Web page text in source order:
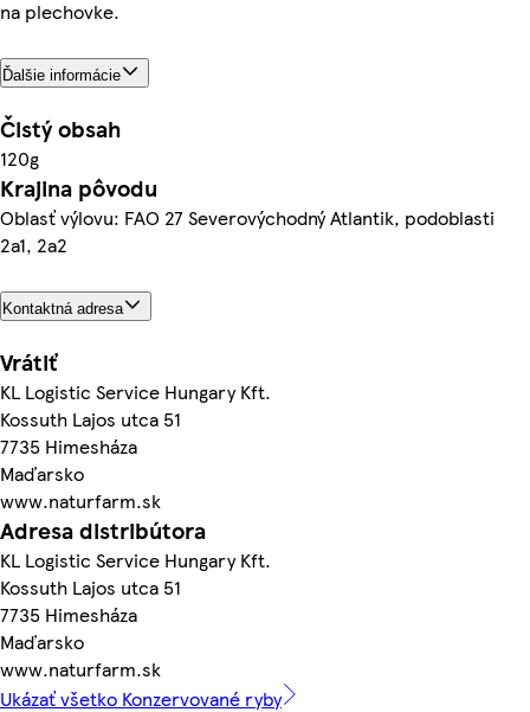
na plechovke.
Ďalšie informácie
Čistý obsah
120g
Krajina pôvodu
Oblasť výlovu: FAO 27 Severovýchodný Atlantik, podoblasti
2a1, 2a2
Kontaktná adresa
Vrátiť
KL Logistic Service Hungary Kft.
Kossuth Lajos utca 51
7735 Himesháza
Maďarsko
www.naturfarm.sk
Adresa distribútora
KL Logistic Service Hungary Kft.
Kossuth Lajos utca 51
7735 Himesháza
Maďarsko
www.naturfarm.sk
Ukázať všetko Konzervované ryby